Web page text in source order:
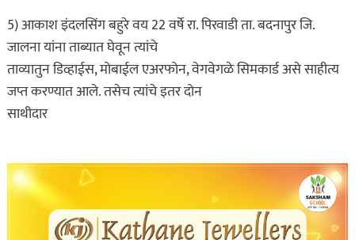
5) आकाश इंदलसिंग बहुरे वय 22 वर्षे रा. पिरवाडी ता. बदनापुर जि.
जालना यांना ताब्यात घेवून त्यांचे
ताव्यातुन डिव्हाईस, मोबाईल एअरफोन, वेगवेगळे सिमकार्ड असे साहीत्य
जप्त करण्यात आले. तसेच त्यांचे इतर दोन
साथीदार